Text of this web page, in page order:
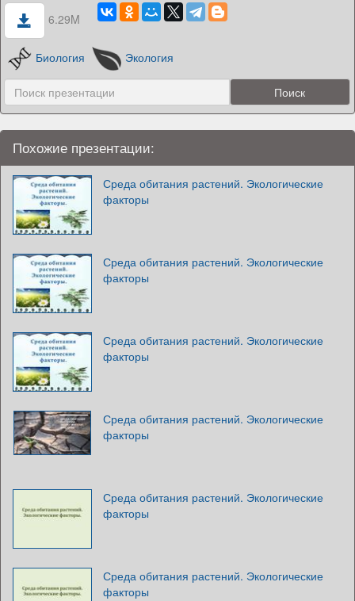
6.29M
Биология Экология
Похожие презентации:
Среда обитания растений. Экологические
факторы
Среда обитания растений. Экологические
факторы
Среда обитания растений. Экологические
факторы
Среда обитания растений. Экологические
факторы
Среда обитания растений. Экологические
факторы
Среда обитания растений. Экологические
факторы